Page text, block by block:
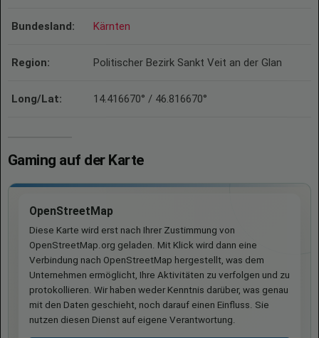
Bundesland: Kärnten
Region: Politischer Bezirk Sankt Veit an der Glan
Long/Lat: 14.416670° / 46.816670°
Gaming auf der Karte
OpenStreetMap
Diese Karte wird erst nach Ihrer Zustimmung von
OpenStreetMap.org geladen. Mit Klick wird dann eine
Verbindung nach OpenStreetMap hergestellt, was dem
Unternehmen ermöglicht, Ihre Aktivitäten zu verfolgen und zu
protokollieren. Wir haben weder Kenntnis darüber, was genau
mit den Daten geschieht, noch darauf einen Einfluss. Sie
nutzen diesen Dienst auf eigene Verantwortung.